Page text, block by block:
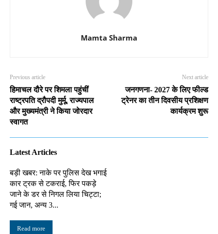
Mamta Sharma
Previous article
हिमाचल दौरे पर शिमला पहुंचीं
राष्ट्रपति द्रौपदी मुर्मू, राज्यपाल
और मुख्यमंत्री ने किया जोरदार
स्वागत
Next article
जनगणना- 2027 के लिए फील्ड
ट्रेनर का तीन दिवसीय प्रशिक्षण
कार्यक्रम शुरू
Latest Articles
बड़ी खबर: नाके पर पुलिस देख भगाई
कार ट्रक से टकराई, फिर पकड़े
जाने के डर से निगल लिया चिट्टा;
गई जान, अन्य 3...
Read more